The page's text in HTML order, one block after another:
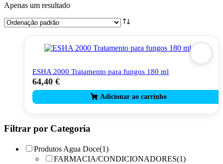
Apenas um resultado
ESHA 2000 Tratamento para fungos 180 ml
64,40 €
Filtrar por Categoria
Produtos Agua Doce(1)
FARMACIA/CONDICIONADORES(1)